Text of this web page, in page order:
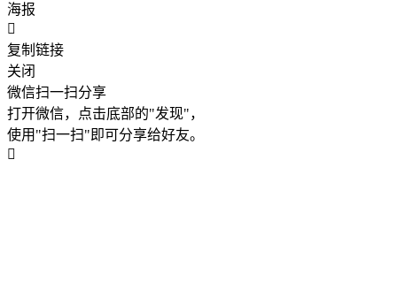
海报
复制链接
关闭
微信扫一扫分享
打开微信，点击底部的"发现"，
使用"扫一扫"即可分享给好友。